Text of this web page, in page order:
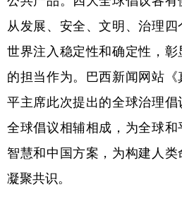
从发展、安全、文明、治理
世界注入稳定性和确定性，
的担当作为。巴西新闻网站
平主席此次提出的全球治理
全球倡议相辅相成，为全球
智慧和中国方案，为构建人
凝聚共识。